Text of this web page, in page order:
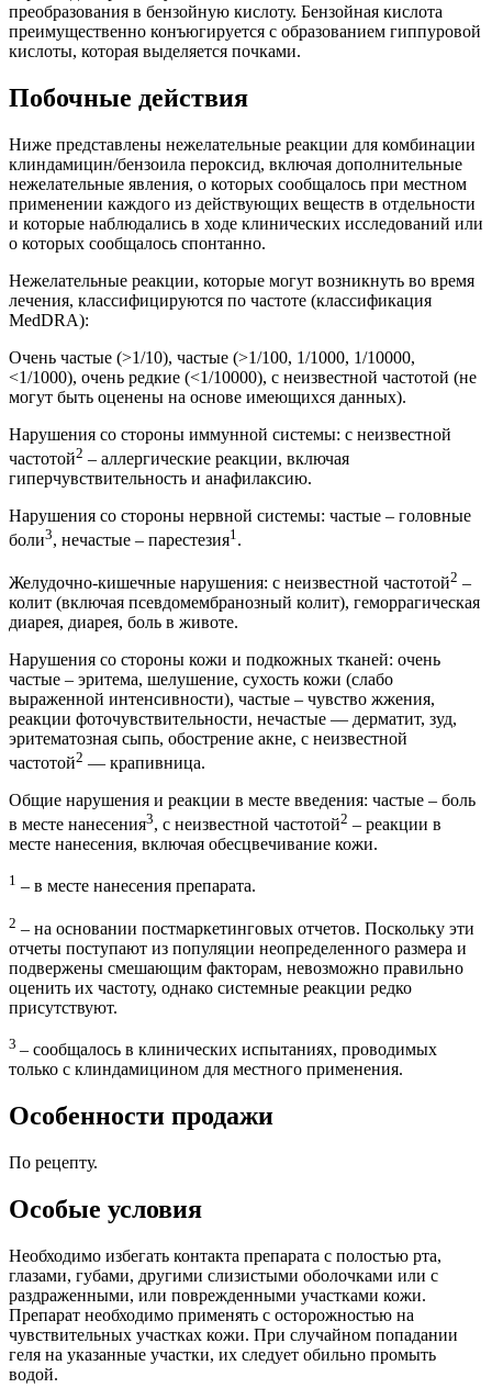
преобразования в бензойную кислоту. Бензойная кислота
преимущественно конъюгируется с образованием гиппуровой
кислоты, которая выделяется почками.
Побочные действия
Ниже представлены нежелательные реакции для комбинации
клиндамицин/бензоила пероксид, включая дополнительные
нежелательные явления, о которых сообщалось при местном
применении каждого из действующих веществ в отдельности
и которые наблюдались в ходе клинических исследований или
о которых сообщалось спонтанно.
Нежелательные реакции, которые могут возникнуть во время
лечения, классифицируются по частоте (классификация
MedDRA):
Очень частые (>1/10), частые (>1/100, 1/1000, 1/10000,
<1/1000), очень редкие (<1/10000), с неизвестной частотой (не
могут быть оценены на основе имеющихся данных).
Нарушения со стороны иммунной системы: с неизвестной
частотой2 – аллергические реакции, включая
гиперчувствительность и анафилаксию.
Нарушения со стороны нервной системы: частые – головные
боли3, нечастые – парестезия1.
Желудочно-кишечные нарушения: с неизвестной частотой2 –
колит (включая псевдомембранозный колит), геморрагическая
диарея, диарея, боль в животе.
Нарушения со стороны кожи и подкожных тканей: очень
частые – эритема, шелушение, сухость кожи (слабо
выраженной интенсивности), частые – чувство жжения,
реакции фоточувствительности, нечастые — дерматит, зуд,
эритематозная сыпь, обострение акне, с неизвестной
частотой2 — крапивница.
Общие нарушения и реакции в месте введения: частые – боль
в месте нанесения3, с неизвестной частотой2 – реакции в
месте нанесения, включая обесцвечивание кожи.
1 – в месте нанесения препарата.
2 – на основании постмаркетинговых отчетов. Поскольку эти
отчеты поступают из популяции неопределенного размера и
подвержены смешающим факторам, невозможно правильно
оценить их частоту, однако системные реакции редко
присутствуют.
3 – сообщалось в клинических испытаниях, проводимых
только с клиндамицином для местного применения.
Особенности продажи
По рецепту.
Особые условия
Необходимо избегать контакта препарата с полостью рта,
глазами, губами, другими слизистыми оболочками или с
раздраженными, или поврежденными участками кожи.
Препарат необходимо применять с осторожностью на
чувствительных участках кожи. При случайном попадании
геля на указанные участки, их следует обильно промыть
водой.